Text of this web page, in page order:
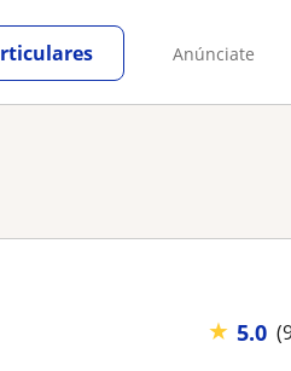
Anúnciate
★ 5.0